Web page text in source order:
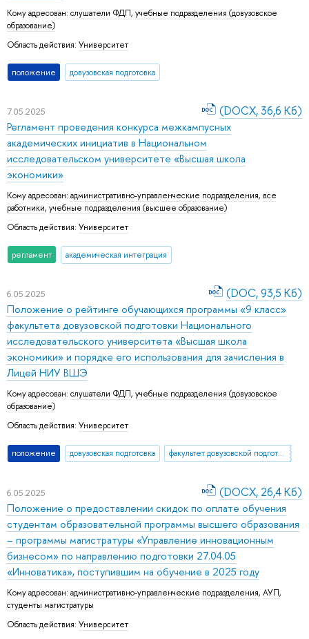
Кому адресован: слушатели ФДП, учебные подразделения (довузовское
образование)
Область действия: Университет
положение довузовская подготовка
7.05.2025
Регламент проведения конкурса межкампусных
академических инициатив в Национальном
исследовательском университете «Высшая школа
экономики»
Кому адресован: административно-управленческие подразделения, все
работники, учебные подразделения (высшее образование)
Область действия: Университет
регламент академическая интеграция
(DOCX, 36,6 Кб)
6.05.2025
Положение о рейтинге обучающихся программы «9 класс»
факультета довузовской подготовки Национального
исследовательского университета «Высшая школа
экономики» и порядке его использования для зачисления в
Лицей НИУ ВШЭ
Кому адресован: слушатели ФДП, учебные подразделения (довузовское
образование)
Область действия: Университет
положение довузовская подготовка факультет довузовской подготовки
(DOC, 93,5 Кб)
6.05.2025
Положение о предоставлении скидок по оплате обучения
студентам образовательной программы высшего образования
– программы магистратуры «Управление инновационным
бизнесом» по направлению подготовки 27.04.05
«Инноватика», поступившим на обучение в 2025 году
Кому адресован: административно-управленческие подразделения, АУП,
студенты магистратуры
Область действия: Университет
(DOCX, 26,4 Кб)